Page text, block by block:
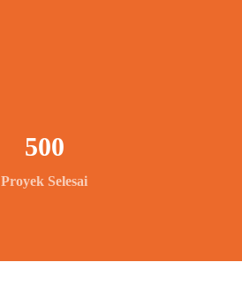
Proyek Selesai
500